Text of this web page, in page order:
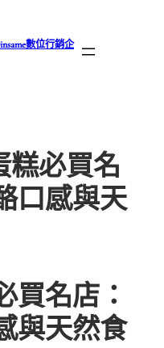
數位行銷企
糕必買名
口感與天
買名店：
與天然食